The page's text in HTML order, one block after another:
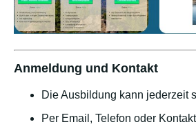
Anmeldung und Kontakt
Die Ausbildung kann jederzeit
Per Email, Telefon oder